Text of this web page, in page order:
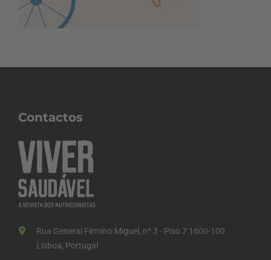
Contactos
Rua General Firmino Miguel, nº 3 - Piso 7 1600-100
Lisboa, Portugal